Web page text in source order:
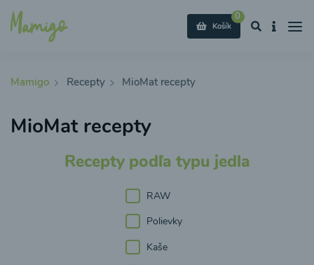
0
Košík
Mamigo Recepty MioMat recepty
MioMat recepty
Recepty podľa typu jedla
RAW
Polievky
Kaše